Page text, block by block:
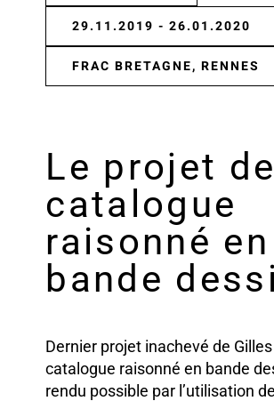
29.11.2019 - 26.01.2020
FRAC BRETAGNE, RENNES
Le projet de
catalogue
raisonné en
bande
Dernier projet inachevé de
catalogue raisonné en bande
rendu possible par l’utilisation de